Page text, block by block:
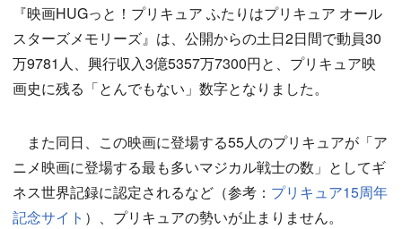
『映画HUGっと！プリキュア ふたりはプリキュア オール
スターズメモリーズ』は、公開からの土日2日間で動員30
万9781人、興行収入3億5357万7300円と、プリキュア映
画史に残る「とんでもない」数字となりました。
また同日、この映画に登場する55人のプリキュアが「ア
ニメ映画に登場する最も多いマジカル戦士の数」としてギ
ネス世界記録に認定されるなど（参考： プリキュア15周年
記念サイト ）、プリキュアの勢いが止まりません。